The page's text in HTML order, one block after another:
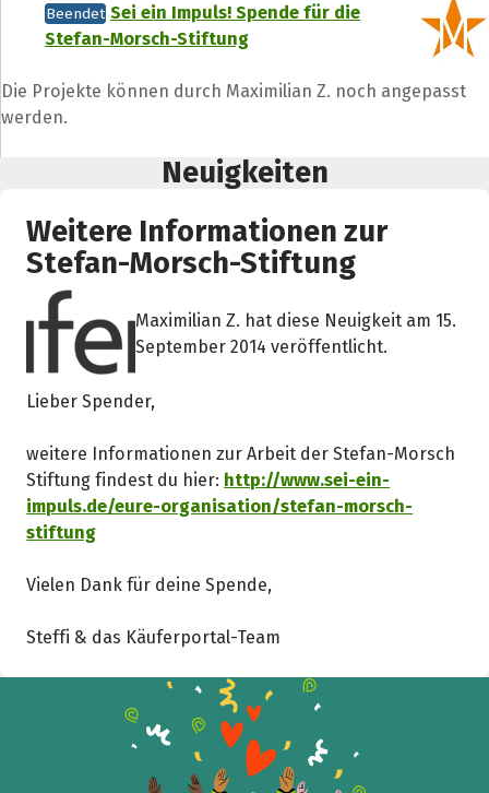
Beendet Sei ein Impuls! Spende für die
Stefan-Morsch-Stiftung
Die Projekte können durch Maximilian Z. noch angepasst
werden.
Neuigkeiten
Weitere Informationen zur
Stefan-Morsch-Stiftung
Maximilian Z. hat diese Neuigkeit am 15.
September 2014 veröffentlicht.
Lieber Spender,
weitere Informationen zur Arbeit der Stefan-Morsch
Stiftung findest du hier: http://www.sei-ein-
impuls.de/eure-organisation/stefan-morsch-
stiftung
Vielen Dank für deine Spende,
Steffi & das Käuferportal-Team